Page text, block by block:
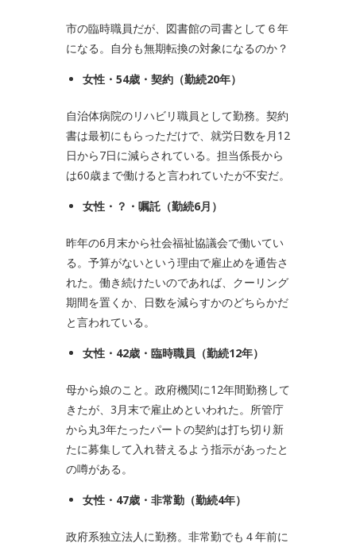
市の臨時職員だが、図書館の司書として６年
になる。自分も無期転換の対象になるのか？
女性・ 54歳・契約（勤続20年）
自治体病院のリハビリ職員として勤務。契約
書は最初にもらっただけで、就労日数を月12
日から7日に減らされている。担当係長から
は60歳まで働けると言われていたが不安だ。
女性・？・嘱託（勤続6月）
昨年の6月末から社会福祉協議会で働いてい
る。予算がないという理由で雇止めを通告さ
れた。働き続けたいのであれば、クーリング
期間を置くか、日数を減らすかのどちらかだ
と言われている。
女性・ 42歳・臨時職員（勤続12年）
母から娘のこと。政府機関に12年間勤務して
きたが、3月末で雇止めといわれた。所管庁
から丸3年たったパートの契約は打ち切り新
たに募集して入れ替えるよう指示があったと
の噂がある。
女性・ 47歳・非常勤（勤続4年）
政府系独立法人に勤務。非常勤でも４年前に